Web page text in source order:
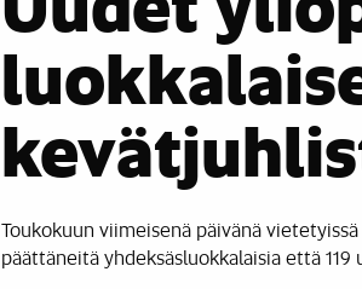
Toukokuun viimeisenä päivänä
päättäneitä yhdeksäsluokkalaisia että 119